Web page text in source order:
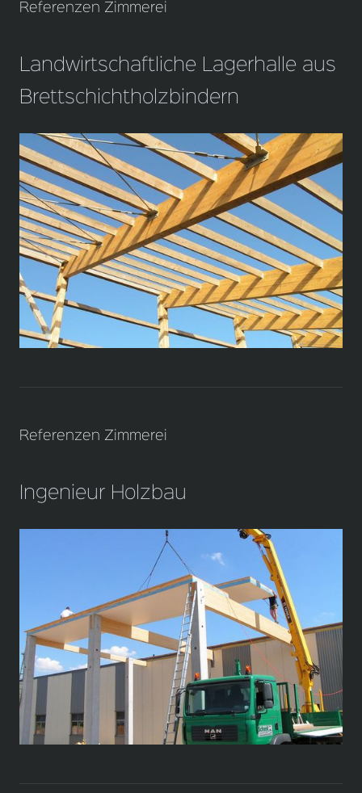
Referenzen Zimmerei
Landwirtschaftliche Lagerhalle aus
Brettschichtholzbindern
Referenzen Zimmerei
Ingenieur Holzbau